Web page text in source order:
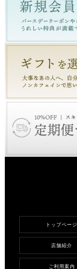
トップページ
店舗紹介
ご利用案内